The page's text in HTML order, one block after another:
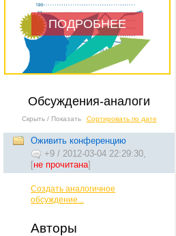
ПОДРОБНЕЕ
Обсуждения-аналоги
Скрыть / Показать Сортировать по дате
Оживить конференцию
+9 / 2012-03-04 22:29:30,
[не прочитана]
Создать аналогичное
обсуждение...
Авторы